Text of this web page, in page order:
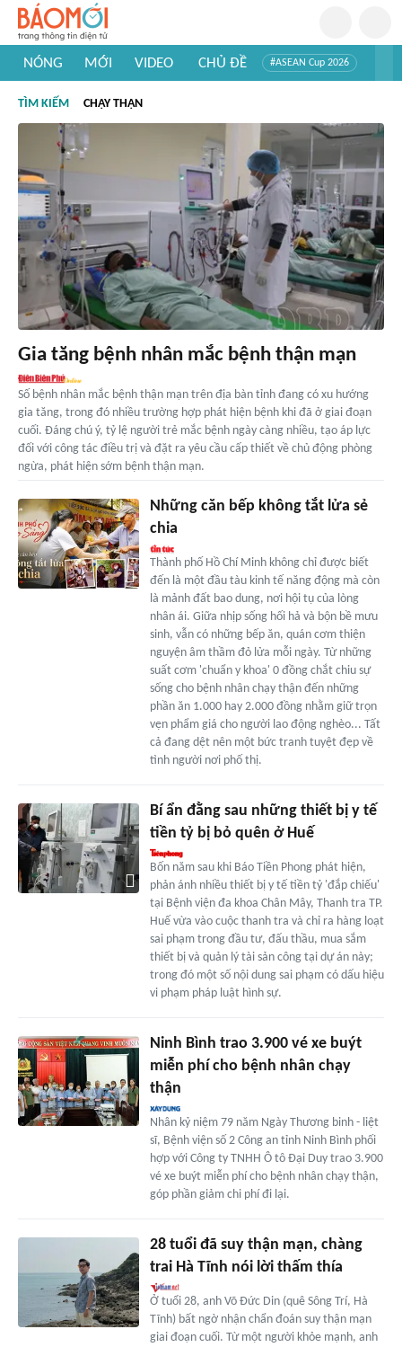
NÓNG MỚI VIDEO CHỦ ĐỀ #ASEAN Cup 2026
#Khám phá thế giới
TÌM KIẾM CHẠY THẬN
Gia tăng bệnh nhân mắc bệnh thận mạn
Số bệnh nhân mắc bệnh thận mạn trên địa bàn tỉnh đang có xu hướng
gia tăng, trong đó nhiều trường hợp phát hiện bệnh khi đã ở giai đoạn
cuối. Đáng chú ý, tỷ lệ người trẻ mắc bệnh ngày càng nhiều, tạo áp lực
đối với công tác điều trị và đặt ra yêu cầu cấp thiết về chủ động phòng
ngừa, phát hiện sớm bệnh thận mạn.
Những căn bếp không tắt lửa sẻ
chia
Thành phố Hồ Chí Minh không chỉ được biết
đến là một đầu tàu kinh tế năng động mà còn
là mảnh đất bao dung, nơi hội tụ của lòng
nhân ái. Giữa nhịp sống hối hả và bộn bề mưu
sinh, vẫn có những bếp ăn, quán cơm thiện
nguyện âm thầm đỏ lửa mỗi ngày. Từ những
suất cơm 'chuẩn y khoa' 0 đồng chắt chiu sự
sống cho bệnh nhân chạy thận đến những
phần ăn 1.000 hay 2.000 đồng nhằm giữ trọn
vẹn phẩm giá cho người lao động nghèo... Tất
cả đang dệt nên một bức tranh tuyệt đẹp về
tình người nơi phố thị.
Bí ẩn đằng sau những thiết bị y tế
tiền tỷ bị bỏ quên ở Huế
Bốn năm sau khi Báo Tiền Phong phát hiện,
phản ánh nhiều thiết bị y tế tiền tỷ 'đắp chiếu'
tại Bệnh viện đa khoa Chân Mây, Thanh tra TP.
Huế vừa vào cuộc thanh tra và chỉ ra hàng loạt
sai phạm trong đầu tư, đấu thầu, mua sắm
thiết bị và quản lý tài sản công tại dự án này;
trong đó một số nội dung sai phạm có dấu hiệu
vi phạm pháp luật hình sự.
Ninh Bình trao 3.900 vé xe buýt
miễn phí cho bệnh nhân chạy
thận
Nhân kỷ niệm 79 năm Ngày Thương binh - liệt
sĩ, Bệnh viện số 2 Công an tỉnh Ninh Bình phối
hợp với Công ty TNHH Ô tô Đại Duy trao 3.900
vé xe buýt miễn phí cho bệnh nhân chạy thận,
góp phần giảm chi phí đi lại.
28 tuổi đã suy thận mạn, chàng
trai Hà Tĩnh nói lời thấm thía
Ở tuổi 28, anh Võ Đức Din (quê Sông Trí, Hà
Tĩnh) bất ngờ nhận chẩn đoán suy thận mạn
giai đoạn cuối. Từ một người khỏe mạnh, anh